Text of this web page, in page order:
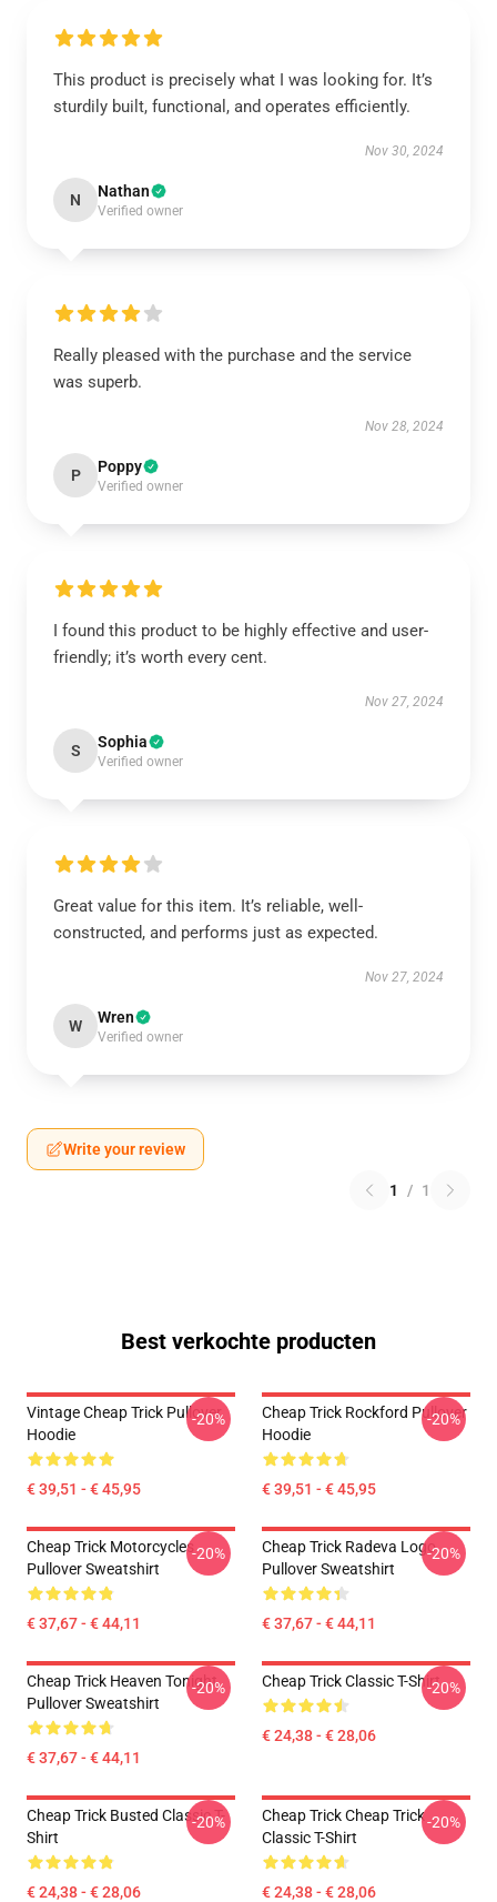
This product is precisely what I was looking for. It’s
sturdily built, functional, and operates efficiently.
Nov 30, 2024
N Nathan
Verified owner
Really pleased with the purchase and the service
was superb.
Nov 28, 2024
P Poppy
Verified owner
I found this product to be highly effective and user-
friendly; it’s worth every cent.
Nov 27, 2024
S Sophia
Verified owner
Great value for this item. It’s reliable, well-
constructed, and performs just as expected.
Nov 27, 2024
W Wren
Verified owner
Write your review
1 / 1
Best verkochte producten
Vintage Cheap Trick Pullover
Hoodie
€ 39,51 - € 45,95
-20%
Cheap Trick Rockford Pullover
Hoodie
€ 39,51 - € 45,95
-20%
Cheap Trick Motorcycles
Pullover Sweatshirt
€ 37,67 - € 44,11
-20%
Cheap Trick Radeva Logo
Pullover Sweatshirt
€ 37,67 - € 44,11
-20%
Cheap Trick Heaven Tonight
Pullover Sweatshirt
€ 37,67 - € 44,11
-20% Cheap Trick Classic T-Shirt
€ 24,38 - € 28,06
-20%
Cheap Trick Busted Classic T-
Shirt
€ 24,38 - € 28,06
-20%
Cheap Trick Cheap Trick
Classic T-Shirt
€ 24,38 - € 28,06
-20%